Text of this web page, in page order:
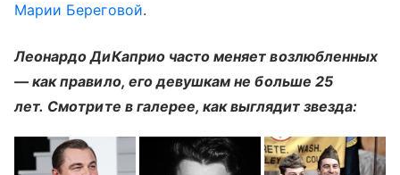
Марии Береговой.
Леонардо ДиКаприо часто меняет возлюбленных
— как правило, его девушкам не больше 25
лет. Смотрите в галерее, как выглядит звезда: